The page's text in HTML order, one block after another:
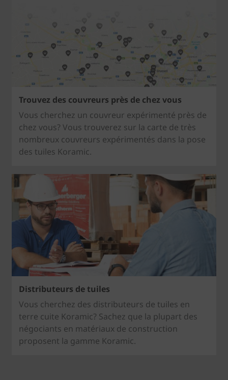
Trouvez des couvreurs près de chez vous
Vous cherchez un couvreur expérimenté près de
chez vous? Vous trouverez sur la carte de très
nombreux couvreurs expérimentés dans la pose
des tuiles Koramic.
Distributeurs de tuiles
Vous cherchez des distributeurs de tuiles en
terre cuite Koramic? Sachez que la plupart des
négociants en matériaux de construction
proposent la gamme Koramic.